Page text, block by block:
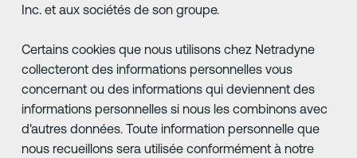
Inc. et aux sociétés de son groupe.
Certains cookies que nous utilisons chez Netradyne
collecteront des informations personnelles vous
concernant ou des informations qui deviennent des
informations personnelles si nous les combinons avec
d'autres données. Toute information personnelle que
nous recueillons sera utilisée conformément à notre